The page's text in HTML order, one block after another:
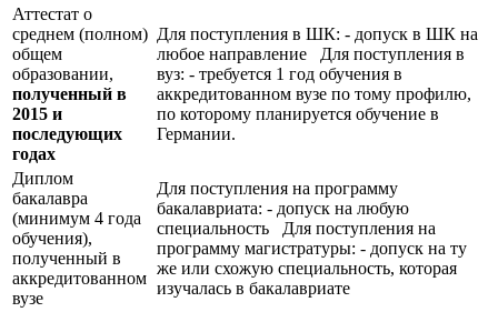
Аттестат о
среднем (полном)
общем
образовании,
полученный в
2015 и
последующих
годах
Для поступления в ШК: - допуск в ШК на
любое направление Для поступления в
вуз: - требуется 1 год обучения в
аккредитованном вузе по тому профилю,
по которому планируется обучение в
Германии.
Диплом
бакалавра
(минимум 4 года
обучения),
полученный в
аккредитованном
вузе
Для поступления на программу
бакалавриата: - допуск на любую
специальность Для поступления на
программу магистратуры: - допуск на ту
же или схожую специальность, которая
изучалась в бакалавриате